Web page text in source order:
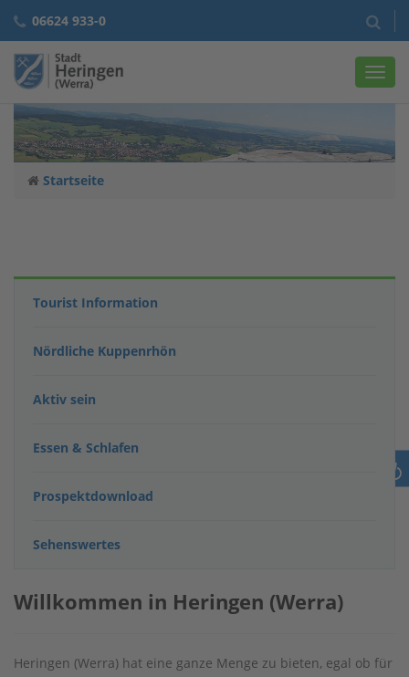
06624 933-0
Startseite
Tourist Information
Nördliche Kuppenrhön
Aktiv sein
Essen & Schlafen
Prospektdownload
Sehenswertes
Willkommen in Heringen (Werra)
Heringen (Werra) hat eine ganze Menge zu bieten, egal ob für